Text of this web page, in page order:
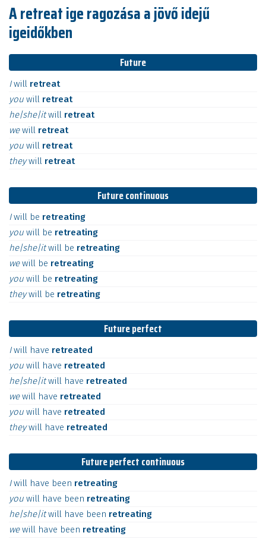
A retreat ige ragozása a jövő idejű
igeidőkben
Future
Iwill retreat
you will retreat
he|she|itwill retreat
wewill retreat
you will retreat
theywill retreat
Future continuous
Iwill be retreating
you will be retreating
he|she|itwill be retreating
wewill be retreating
you will be retreating
theywill be retreating
Future perfect
Iwill have retreated
you will have retreated
he|she|itwill have retreated
wewill have retreated
you will have retreated
theywill have retreated
Future perfect continuous
Iwill have been retreating
you will have been retreating
he|she|itwill have been retreating
wewill have been retreating